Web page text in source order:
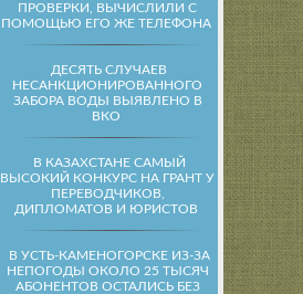
ПРОВЕРКИ, ВЫЧИСЛИЛИ С
ПОМОЩЬЮ ЕГО ЖЕ ТЕЛЕФОНА
ДЕСЯТЬ СЛУЧАЕВ
НЕСАНКЦИОНИРОВАННОГО
ЗАБОРА ВОДЫ ВЫЯВЛЕНО В
ВКО
В КАЗАХСТАНЕ САМЫЙ
ВЫСОКИЙ КОНКУРС НА ГРАНТ У
ПЕРЕВОДЧИКОВ,
ДИПЛОМАТОВ И ЮРИСТОВ
В УСТЬ-КАМЕНОГОРСКЕ ИЗ-ЗА
НЕПОГОДЫ ОКОЛО 25 ТЫСЯЧ
АБОНЕНТОВ ОСТАЛИСЬ БЕЗ